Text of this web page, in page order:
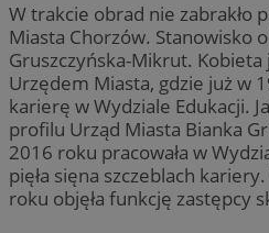
W trakcie obrad nie zabrakło
Miasta Chorzów. Stanowisko
Gruszczyńska-Mikrut. Kobieta
Urzędem Miasta, gdzie już w
karierę w Wydziale Edukacji.
profilu Urząd Miasta Bianka
2016 roku pracowała w
pięła sięna szczeblach
roku objęła funkcję zastępcy